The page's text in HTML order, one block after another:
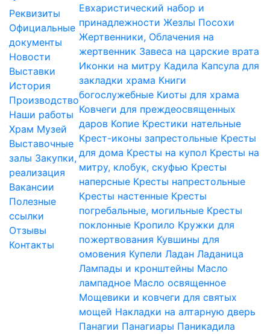
Реквизиты
Официальные
документы
Новости
Выставки
История
Производство
Наши работы
Храм Музей
Выставочные
залы Закупки,
реализация
Вакансии
Полезные
ссылки
Отзывы
Контакты
Евхаристический набор и
принадлежности Жезлы Посохи
Жертвенники, Облачения на
жертвенник Завеса на царские врата
Иконки на митру Кадила Капсула для
закладки храма Книги
богослужебные Киоты для храма
Ковчеги для преждеосвященных
даров Копие Крестики нательные
Крест-иконы запрестольные Кресты
для дома Кресты на купол Кресты на
митру, клобук, скуфью Кресты
наперсные Кресты напрестольные
Кресты настенные Кресты
погребальные, могильные Кресты
поклонные Кропило Кружки для
пожертвования Кувшины для
омовения Купели Ладан Ладаница
Лампады и кронштейны Масло
лампадное Масло освященное
Мощевики и ковчеги для святых
мощей Накладки на алтарную дверь
Панагии Панагиары Паникадила